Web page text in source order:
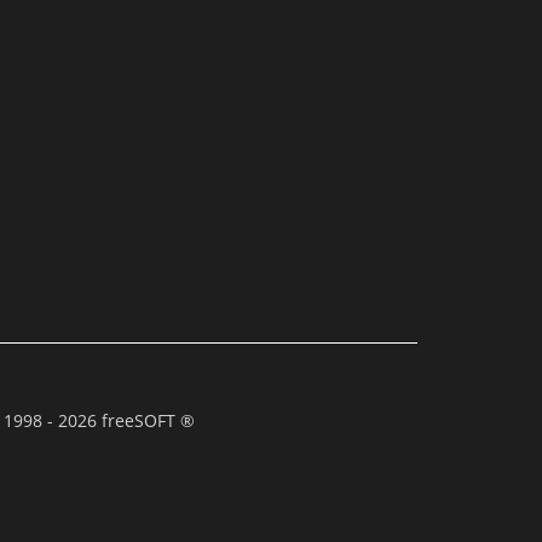
- 2026 freeSOFT ®